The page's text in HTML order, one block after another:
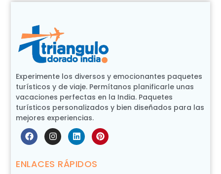
Experimente los diversos y emocionantes paquetes
turísticos y de viaje. Permítanos planificarle unas
vacaciones perfectas en la India. Paquetes
turísticos personalizados y bien diseñados para las
mejores experiencias.
ENLACES RÁPIDOS